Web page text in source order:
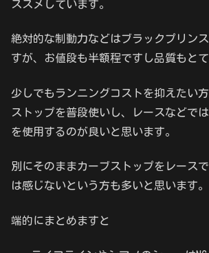
ススメしています。
絶対的な制動力などはブラックプリン
すが、お値段も半額程ですし品質もとて
少しでもランニングコストを抑えたい
ストップを普段使いし、レースなどで
を使用するのが良いと思います。
別にそのままカーブストップをレース
は感じないという方も多いと思います。
端的にまとめますと